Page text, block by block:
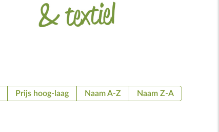
Prijs hoog-laag Naam A-Z Naam Z-A